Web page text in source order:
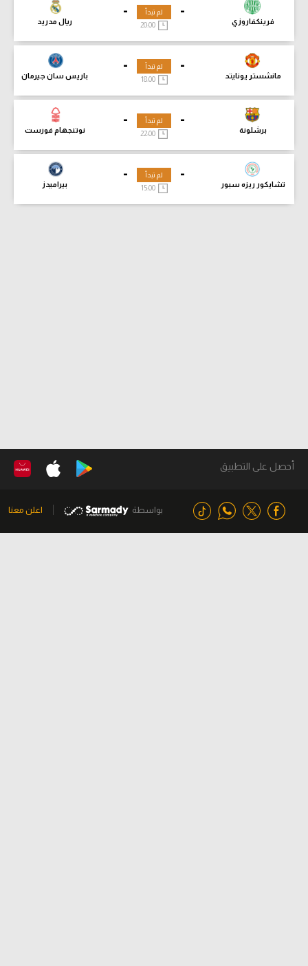
-
فرينكفاروزي
-
ريال مدريد
لم تبدأ
-
مانشستر يونايتد
-
باريس سان جيرمان
لم تبدأ
18:00
-
برشلونة
-
نوتنجهام فورست
لم تبدأ
-
تشايكور ريزه سبور
-
بيراميدز
لم تبدأ
15:00
أحصل على التطبيق
بواسطة اعلن معنا